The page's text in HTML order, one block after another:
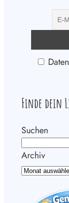
Finde dein
Suchen
Archiv